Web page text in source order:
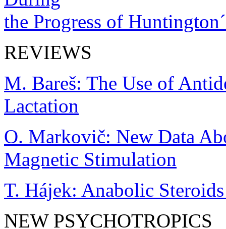
the Progress of
REVIEWS
M. Bareš: The Use of
Lactation
O. Markovič: New Data
Magnetic Stimulation
T. Hájek: Anabolic
NEW PSYCHOTROPICS